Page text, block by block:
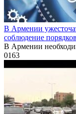
В Армении
соблюдение
В Армении
0163